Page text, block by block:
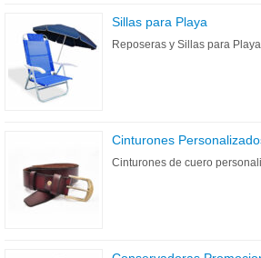
Sillas para Playa
Reposeras y Sillas para
Cinturones
Cinturones de cuero